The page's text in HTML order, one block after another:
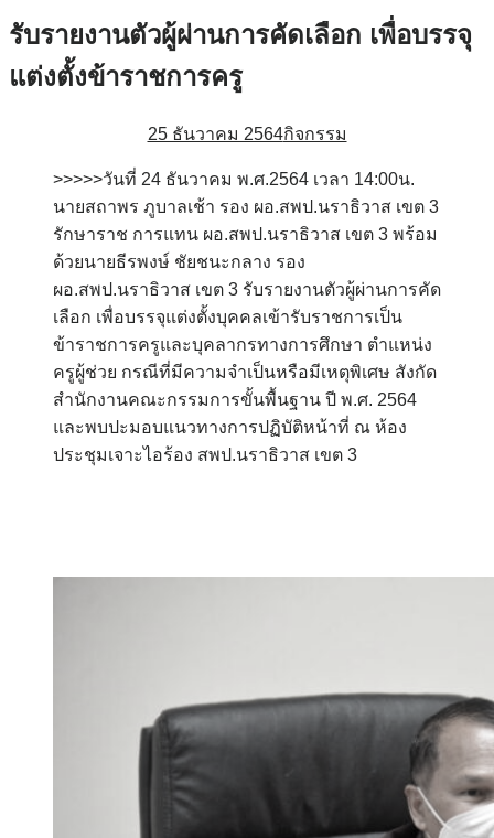
รับรายงานตัวผู้ผ่านการคัดเลือก เพื่อบรรจุ
แต่งตั้งข้าราชการครู
25 ธันวาคม 2564กิจกรรม
>>>>>วันที่ 24 ธันวาคม พ.ศ.2564 เวลา 14:00น.
นายสถาพร ภูบาลเช้า รอง ผอ.สพป.นราธิวาส เขต 3
รักษาราช การแทน ผอ.สพป.นราธิวาส เขต 3 พร้อม
ด้วยนายธีรพงษ์ ชัยชนะกลาง รอง
ผอ.สพป.นราธิวาส เขต 3 รับรายงานตัวผู้ผ่านการคัด
เลือก เพื่อบรรจุแต่งตั้งบุคคลเข้ารับราชการเป็น
ข้าราชการครูและบุคลากรทางการศึกษา ตำแหน่ง
ครูผู้ช่วย กรณีที่มีความจำเป็นหรือมีเหตุพิเศษ สังกัด
สำนักงานคณะกรรมการขั้นพื้นฐาน ปี พ.ศ. 2564
และพบปะมอบแนวทางการปฏิบัติหน้าที่ ณ ห้อง
ประชุมเจาะไอร้อง สพป.นราธิวาส เขต 3